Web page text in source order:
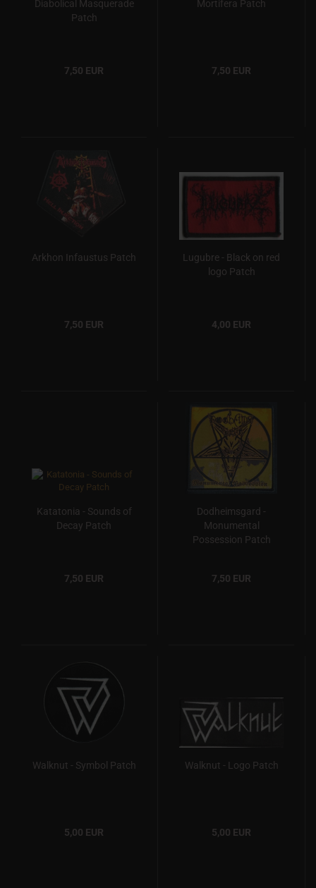
Diabolical Masquerade
Patch
7,50 EUR
Mortifera Patch
7,50 EUR
Arkhon Infaustus Patch
7,50 EUR
Lugubre - Black on red
logo Patch
4,00 EUR
Katatonia - Sounds of
Decay Patch
7,50 EUR
Dodheimsgard -
Monumental
Possession Patch
7,50 EUR
Walknut - Symbol Patch
5,00 EUR
Walknut - Logo Patch
5,00 EUR